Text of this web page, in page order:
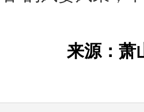
来源：